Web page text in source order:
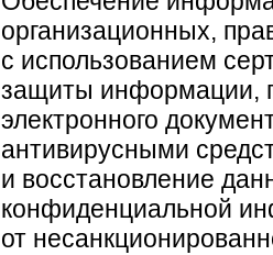
организационных,
с использованием
защиты информации,
электронного
антивирусными
и восстановление
конфиденциальной
от